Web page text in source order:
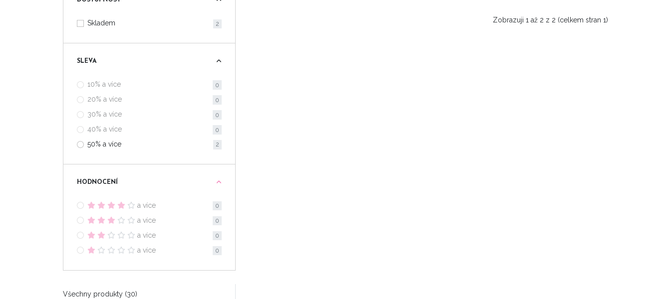
Skladem 2
SLEVA
10% a více 0
20% a více 0
30% a více 0
40% a více 0
50% a více 2
HODNOCENÍ
a více 0
a více 0
a více 0
a více 0
Všechny produkty (30)
Zobrazuji 1 až 2 z 2 (celkem stran 1)